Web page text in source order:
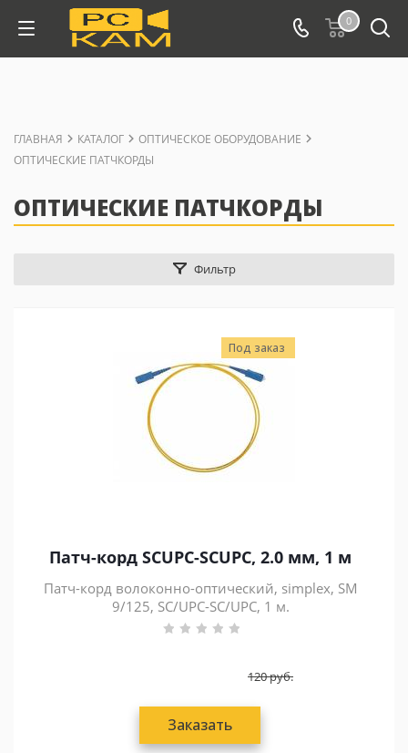
0
ГЛАВНАЯ КАТАЛОГ
ОПТИЧЕСКОЕ ОБОРУДОВАНИЕ
ОПТИЧЕСКИЕ ПАТЧКОРДЫ
ОПТИЧЕСКИЕ ПАТЧКОРДЫ
Фильтр
Под заказ
Патч-корд SCUPC-SCUPC, 2.0 мм, 1 м
Патч-корд волоконно-оптический, simplex, SM
9/125, SC/UPC-SC/UPC, 1 м.
120руб.
Заказать